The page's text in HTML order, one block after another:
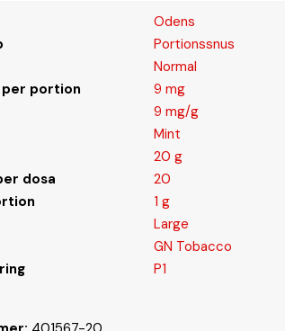
Odens
Portionssnus
Normal
portion
9 mg
9 mg/g
Mint
20 g
dosa
20
1 g
Large
GN Tobacco
P1